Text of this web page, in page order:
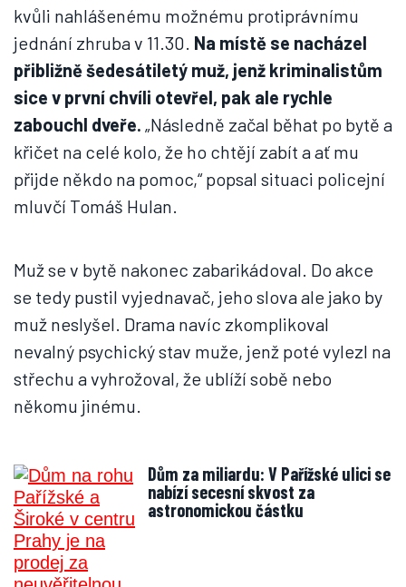
kvůli nahlášenému možnému protiprávnímu
jednání zhruba v 11.30. Na místě se nacházel
přibližně šedesátiletý muž, jenž kriminalistům
sice v první chvíli otevřel, pak ale rychle
zabouchl dveře. „Následně začal běhat po bytě a
křičet na celé kolo, že ho chtějí zabít a ať mu
přijde někdo na pomoc,“ popsal situaci policejní
mluvčí Tomáš Hulan.
Muž se v bytě nakonec zabarikádoval. Do akce
se tedy pustil vyjednavač, jeho slova ale jako by
muž neslyšel. Drama navíc zkomplikoval
nevalný psychický stav muže, jenž poté vylezl na
střechu a vyhrožoval, že ublíží sobě nebo
někomu jinému.
Dům za miliardu: V Pařížské ulici se
nabízí secesní skvost za
astronomickou částku